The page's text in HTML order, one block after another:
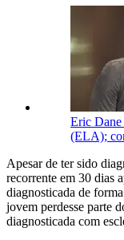
Eric Dane
(ELA);
Apesar de ter sido
recorrente em 30 dias
diagnosticada de
jovem perdesse parte
diagnosticada com